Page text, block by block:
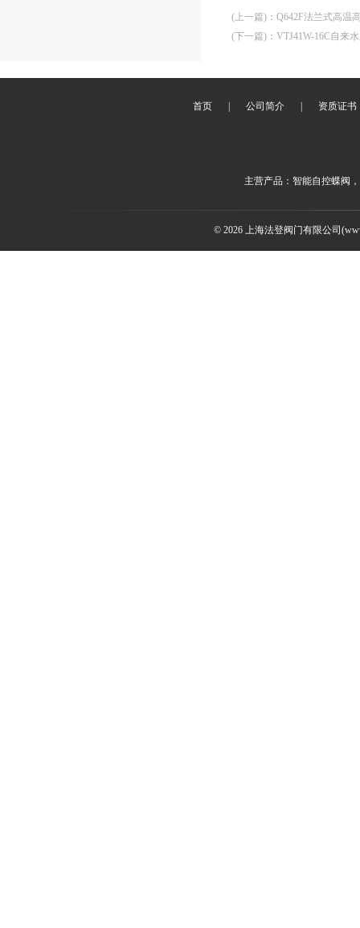
(上一篇) ： Q642F法兰式高温
(下一篇) ： VTJ41W-16C自来
首页 公司简介 资质证书
主营产品：智能自控蝶阀
© 2026 上海法登阀门有限公司